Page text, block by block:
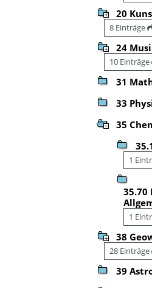
20
8 Einträge
24
10 Einträge
31
33
35
1
35.70
1
38
28 Einträge
39